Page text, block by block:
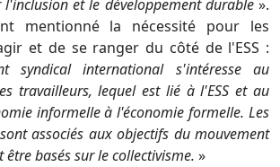
et le développement durable».
mentionné la nécessité pour les
et de se ranger du côté de l'ESS :
syndical international s'intéresse au
travailleurs, lequel est lié à l'ESS et au
informelle à l'économie formelle. Les
associés aux objectifs du mouvement
être basés sur le collectivisme. »